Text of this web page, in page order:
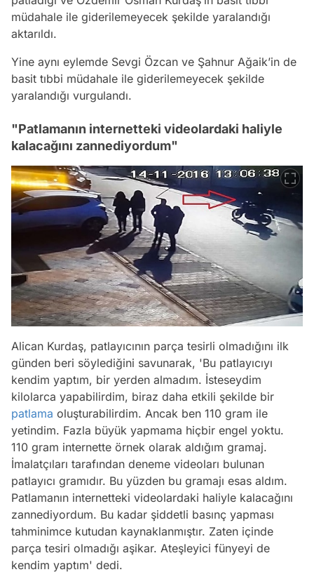
müdahale ile giderilemeyecek şekilde yaralandığı
aktarıldı.
Yine aynı eylemde Sevgi Özcan ve Şahnur Ağaik’in de
basit tıbbi müdahale ile giderilemeyecek şekilde
yaralandığı vurgulandı.
"Patlamanın internetteki videolardaki haliyle
kalacağını zannediyordum"
Alican Kurdaş, patlayıcının parça tesirli olmadığını ilk
günden beri söylediğini savunarak, 'Bu patlayıcıyı
kendim yaptım, bir yerden almadım. İsteseydim
kilolarca yapabilirdim, biraz daha etkili şekilde bir
patlama oluşturabilirdim. Ancak ben 110 gram ile
yetindim. Fazla büyük yapmama hiçbir engel yoktu.
110 gram internette örnek olarak aldığım gramaj.
İmalatçıları tarafından deneme videoları bulunan
patlayıcı gramıdır. Bu yüzden bu gramajı esas aldım.
Patlamanın internetteki videolardaki haliyle kalacağını
zannediyordum. Bu kadar şiddetli basınç yapması
tahminimce kutudan kaynaklanmıştır. Zaten içinde
parça tesiri olmadığı aşikar. Ateşleyici fünyeyi de
kendim yaptım' dedi.